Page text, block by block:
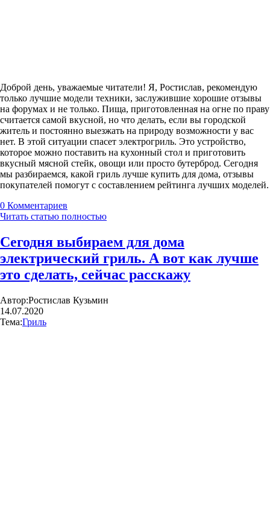
Доброй день, уважаемые читатели! Я, Ростислав, рекомендую
только лучшие модели техники, заслужившие хорошие отзывы
на форумах и не только. Пища, приготовленная на огне по праву
считается самой вкусной, но что делать, если вы городской
житель и постоянно выезжать на природу возможности у вас
нет. В этой ситуации спасет электрогриль. Это устройство,
которое можно поставить на кухонный стол и приготовить
вкусный мясной стейк, овощи или просто бутерброд. Сегодня
мы разбираемся, какой гриль лучше купить для дома, отзывы
покупателей помогут с составлением рейтинга лучших моделей.
0 Комментариев
Читать статью полностью
Сегодня выбираем для дома
электрический гриль. А вот как лучше
это сделать, сейчас расскажу
Автор:Ростислав Кузьмин
14.07.2020
Тема:Гриль